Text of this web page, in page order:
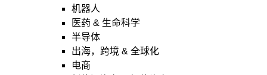
机器人
医药 & 生命科学
半导体
出海，跨境 & 全球化
电商